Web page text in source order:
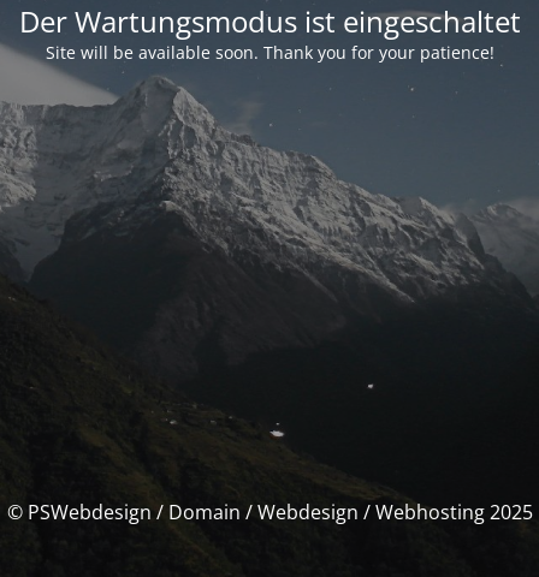
Der Wartungsmodus ist eingeschaltet
Site will be available soon. Thank you for your patience!
© PSWebdesign / Domain / Webdesign / Webhosting 2025